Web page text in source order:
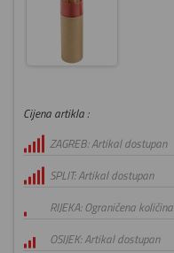
Cijena artikla :
ZAGREB: Artikal dostupan
SPLIT: Artikal dostupan
RIJEKA: Ograničena količina
OSIJEK: Artikal dostupan